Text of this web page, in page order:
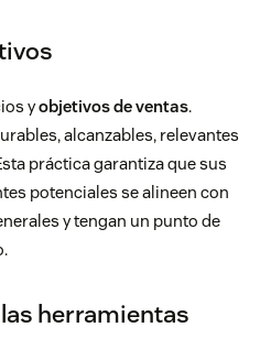
yobjetivos de ventas.
alcanzables, relevantes
práctica garantiza que sus
potenciales se alineen con
y tengan un punto de
herramientas